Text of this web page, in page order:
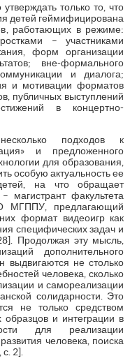
только то, что
детей геймифицирована
работающих в режиме:
– участниками
форм организации
вне-формального
и диалога;
и мотивации форматов
публичных выступлений
в концертно-
подходов к
и предложенного
для образования,
особую актуальность ее
на что обращает
магистрант факультета
МГППУ, предлагающий
формат видеоигр как
специфических задач и
Продолжая эту мысль,
дополнительного
выдвигаются не столько
человека, сколько
и самореализации
солидарности. Это
не только средством
и интеграции в
для реализации
человека, поиска
2].